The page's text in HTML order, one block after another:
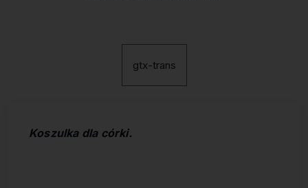
gtx-trans
Koszulka dla córki.